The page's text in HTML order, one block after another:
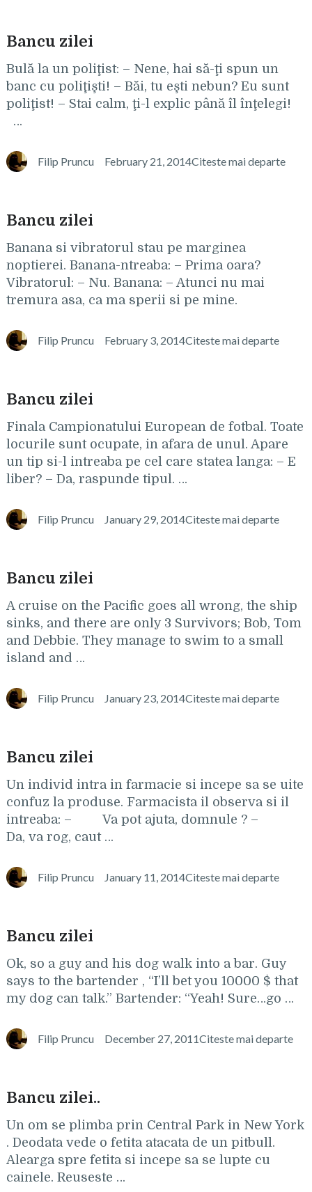
Bancu zilei
Bulă la un poliţist: – Nene, hai să-ţi spun un
banc cu poliţişti! – Băi, tu eşti nebun? Eu sunt
poliţist! – Stai calm, ţi-l explic până îl înţelegi!
…
Filip Pruncu February 21, 2014Citeste mai departe
Bancu zilei
Banana si vibratorul stau pe marginea
noptierei. Banana-ntreaba: – Prima oara?
Vibratorul: – Nu. Banana: – Atunci nu mai
tremura asa, ca ma sperii si pe mine.
Filip Pruncu February 3, 2014Citeste mai departe
Bancu zilei
Finala Campionatului European de fotbal. Toate
locurile sunt ocupate, in afara de unul. Apare
un tip si-l intreaba pe cel care statea langa: – E
liber? – Da, raspunde tipul. …
Filip Pruncu January 29, 2014Citeste mai departe
Bancu zilei
A cruise on the Pacific goes all wrong, the ship
sinks, and there are only 3 Survivors; Bob, Tom
and Debbie. They manage to swim to a small
island and …
Filip Pruncu January 23, 2014Citeste mai departe
Bancu zilei
Un individ intra in farmacie si incepe sa se uite
confuz la produse. Farmacista il observa si il
intreaba: – Va pot ajuta, domnule ? –
Da, va rog, caut …
Filip Pruncu January 11, 2014Citeste mai departe
Bancu zilei
Ok, so a guy and his dog walk into a bar. Guy
says to the bartender , “I’ll bet you 10000 $ that
my dog can talk.” Bartender: “Yeah! Sure…go …
Filip Pruncu December 27, 2011Citeste mai departe
Bancu zilei..
Un om se plimba prin Central Park in New York
. Deodata vede o fetita atacata de un pitbull.
Alearga spre fetita si incepe sa se lupte cu
cainele. Reuseste …